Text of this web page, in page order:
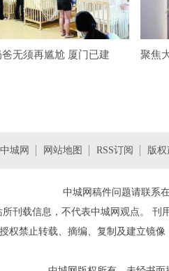
无须再尴尬 厦门已建 聚焦
城网 网站地图 RSS订阅 版权
中城网稿件问题请联系在
所刊载信息，不代表中城网 观点。 刊
权禁止转载、摘编、复制及建立镜像